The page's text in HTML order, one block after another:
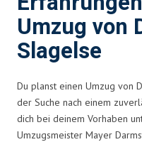
Umzug von
Slagelse
Du planst einen Umzug von
der Suche nach einem
dich bei deinem Vorhaben
Umzugsmeister Mayer